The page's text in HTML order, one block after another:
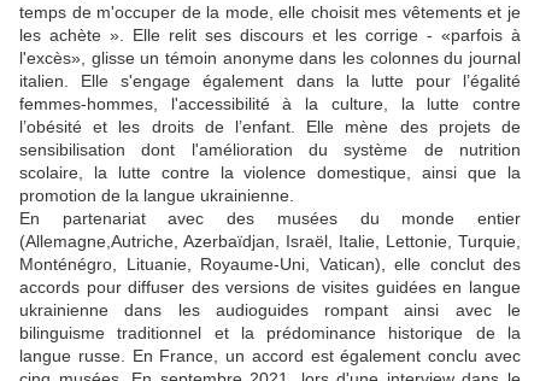
temps de m'occuper de la mode, elle choisit mes vêtements et je
les achète ». Elle relit ses discours et les corrige - «parfois à
l'excès», glisse un témoin anonyme dans les colonnes du journal
italien. Elle s'engage également dans la lutte pour l’égalité
femmes-hommes, l'accessibilité à la culture, la lutte contre
l’obésité et les droits de l’enfant. Elle mène des projets de
sensibilisation dont l'amélioration du système de nutrition
scolaire, la lutte contre la violence domestique, ainsi que la
promotion de la langue ukrainienne.
En partenariat avec des musées du monde entier
(Allemagne,Autriche, Azerbaïdjan, Israël, Italie, Lettonie, Turquie,
Monténégro, Lituanie, Royaume-Uni, Vatican), elle conclut des
accords pour diffuser des versions de visites guidées en langue
ukrainienne dans les audioguides rompant ainsi avec le
bilinguisme traditionnel et la prédominance historique de la
langue russe. En France, un accord est également conclu avec